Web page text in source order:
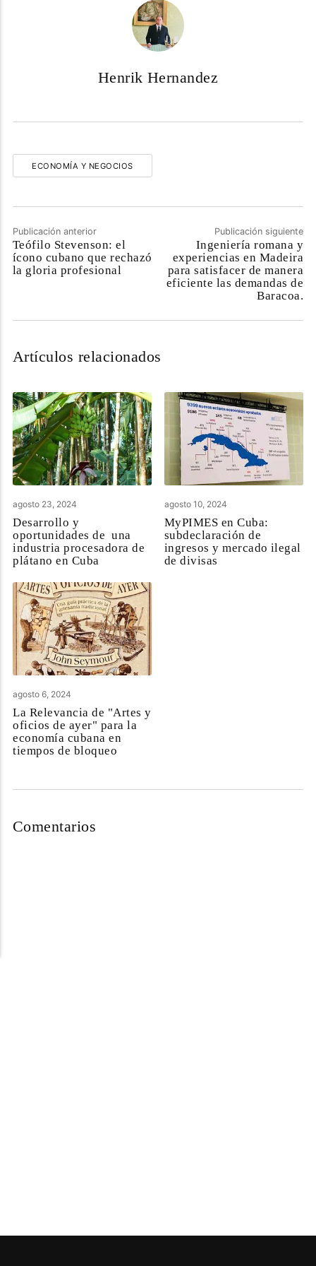
Henrik Hernandez
ECONOMÍA Y NEGOCIOS
Publicación anterior
Teófilo Stevenson: el
ícono cubano que rechazó
la gloria profesional
Publicación siguiente
Ingeniería romana y
experiencias en Madeira
para satisfacer de manera
eficiente las demandas de
Baracoa.
Artículos relacionados
agosto 23, 2024
Desarrollo y
oportunidades de una
industria procesadora de
plátano en Cuba
agosto 10, 2024
MyPIMES en Cuba:
subdeclaración de
ingresos y mercado ilegal
de divisas
agosto 6, 2024
La Relevancia de "Artes y
oficios de ayer" para la
economía cubana en
tiempos de bloqueo
Comentarios